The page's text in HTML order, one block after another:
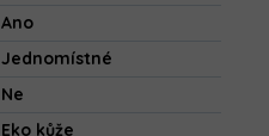
Ano
Jednomístné
Ne
Eko kůže